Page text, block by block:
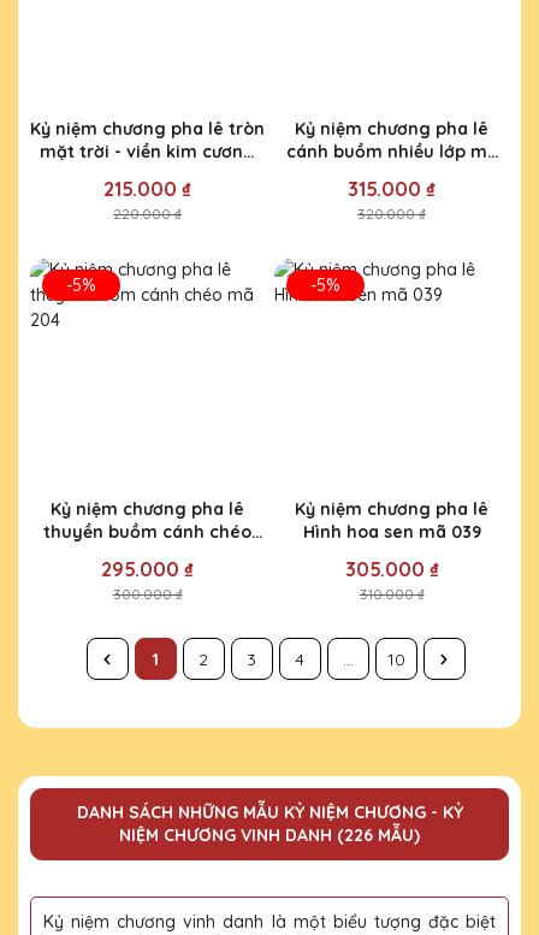
Kỷ niệm chương pha lê tròn
mặt trời - viền kim cương
215.000 ₫
220.000 ₫
Kỷ niệm chương pha lê
cánh buồm nhiều lớp mã
315.000 ₫
320.000 ₫
-5%
Kỷ niệm chương pha lê
thuyền buồm cánh chéo
295.000 ₫
300.000 ₫
-5%
Kỷ niệm chương pha lê
Hình hoa sen mã 039
305.000 ₫
310.000 ₫
1 2 3 4 ... 10
DANH SÁCH NHỮNG MẪU KỶ NIỆM CHƯƠNG - KỶ
NIỆM CHƯƠNG VINH DANH (226 MẪU)
Kỷ niệm chương vinh danh là một biểu tượng đặc biệt